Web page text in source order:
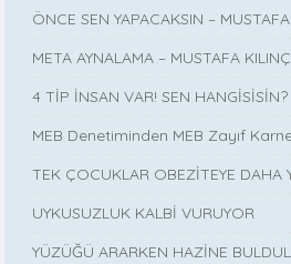
ÖNCE SEN YAPACAKSIN –
META AYNALAMA – MUSTAFA
4 TİP İNSAN VAR! SEN HANGİSİSİN?
MEB Denetiminden MEB Zayıf
TEK ÇOCUKLAR OBEZİTEYE DAHA
UYKUSUZLUK KALBİ VURUYOR
YÜZÜĞÜ ARARKEN HAZİNE